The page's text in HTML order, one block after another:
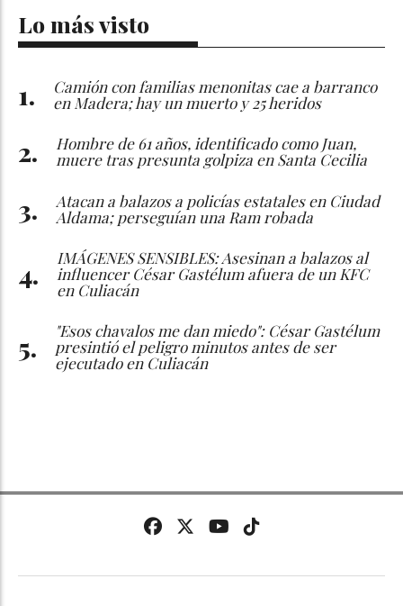
Lo más visto
Camión con familias menonitas cae a barranco
en Madera; hay un muerto y 25 heridos
Hombre de 61 años, identificado como Juan,
muere tras presunta golpiza en Santa Cecilia
Atacan a balazos a policías estatales en Ciudad
Aldama; perseguían una Ram robada
IMÁGENES SENSIBLES: Asesinan a balazos al
influencer César Gastélum afuera de un KFC
en Culiacán
"Esos chavalos me dan miedo": César Gastélum
presintió el peligro minutos antes de ser
ejecutado en Culiacán